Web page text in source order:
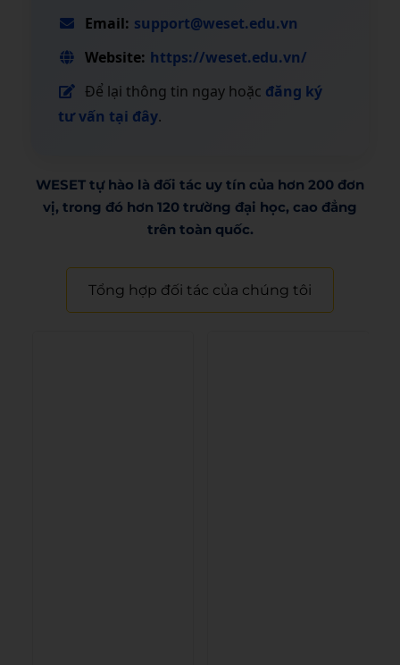
Email: support@weset.edu.vn
Website: https://weset.edu.vn/
Để lại thông tin ngay hoặc đăng ký
tư vấn tại đây.
WESET tự hào là đối tác uy tín của hơn 200 đơn
vị, trong đó hơn 120 trường đại học, cao đẳng
trên toàn quốc.​
Tổng hợp đối tác của chúng tôi